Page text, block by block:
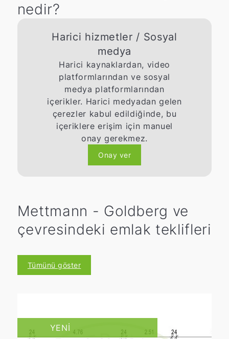
nedir?
Harici hizmetler / Sosyal
medya
Harici kaynaklardan, video
platformlarından ve sosyal
medya platformlarından
içerikler. Harici medyadan gelen
çerezler kabul edildiğinde, bu
içeriklere erişim için manuel
onay gerekmez.
Onay ver
Mettmann - Goldberg ve
çevresindeki emlak teklifleri
Tümünü göster
YENI